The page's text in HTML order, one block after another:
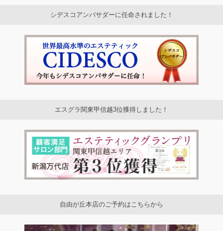
シデスコアンバサダーに任命されました！
エスグラ関東甲信越3位獲得しました！
自由が丘本店のご予約はこちらから